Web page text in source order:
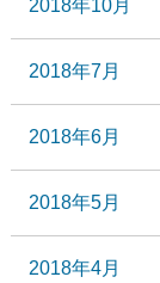
2018年10月
2018年7月
2018年6月
2018年5月
2018年4月